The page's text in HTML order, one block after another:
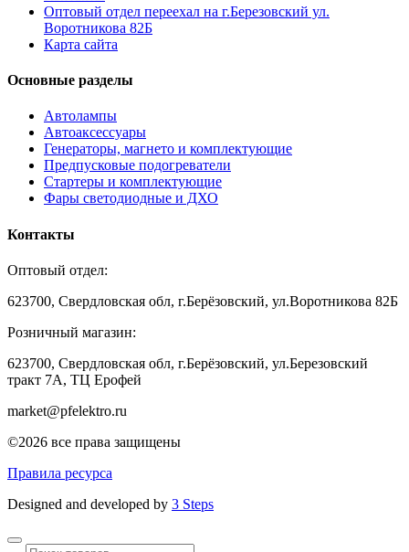
Оптовый отдел переехал на г.Березовский ул.
Воротникова 82Б
Карта сайта
Основные разделы
Автолампы
Автоаксессуары
Генераторы, магнето и комплектующие
Предпусковые подогреватели
Стартеры и комплектующие
Фары светодиодные и ДХО
Контакты
Оптовый отдел:
623700, Свердловская обл, г.Берёзовский, ул.Воротникова 82Б
Розничный магазин:
623700, Свердловская обл, г.Берёзовский, ул.Березовский
тракт 7А, ТЦ Ерофей
market@pfelektro.ru
©2026 все права защищены
Правила ресурса
Designed and developed by 3 Steps